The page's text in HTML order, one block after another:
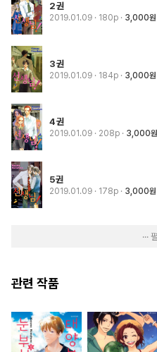
2권
2019.01.09 · 180p 3,000원
3권
2019.01.09 · 184p 3,000원
4권
2019.01.09 · 208p 3,000원
5권
2019.01.09 · 178p 3,000원
···
관련 작품